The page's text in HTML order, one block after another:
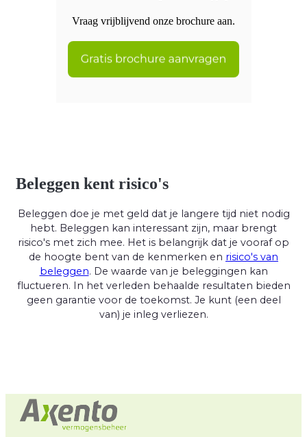
Vraag vrijblijvend onze brochure aan.
Beleggen kent risico's
Beleggen doe je met geld dat je langere tijd niet nodig
hebt. Beleggen kan interessant zijn, maar brengt
risico's met zich mee. Het is belangrijk dat je vooraf op
de hoogte bent van de kenmerken en risico's van
beleggen. De waarde van je beleggingen kan
fluctueren. In het verleden behaalde resultaten bieden
geen garantie voor de toekomst. Je kunt (een deel
van) je inleg verliezen.